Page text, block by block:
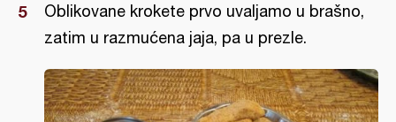
Oblikovane krokete prvo uvaljamo u brašno,
zatim u razmućena jaja, pa u prezle.